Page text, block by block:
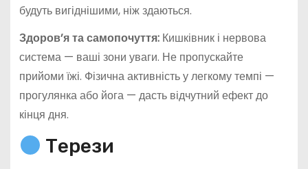
будуть вигіднішими, ніж здаються.
Здоров’я та самопочуття:Кишківник і нервова
система — ваші зони уваги. Не пропускайте
прийоми їжі. Фізична активність у легкому темпі —
прогулянка або йога — дасть відчутний ефект до
кінця дня.
Терези